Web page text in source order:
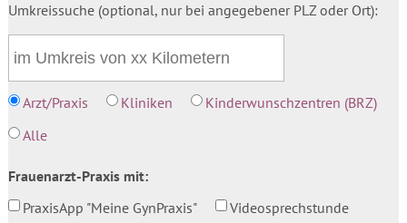
Umkreissuche (optional, nur bei angegebener PLZ oder Ort):
Arzt/Praxis Kliniken
Kinderwunschzentren (BRZ)
Alle
Frauenarzt-Praxis mit:
PraxisApp "Meine GynPraxis"
Videosprechstunde